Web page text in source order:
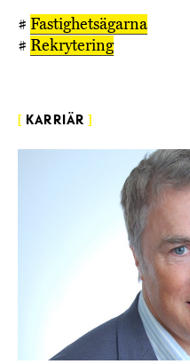
# Fastighetsägarna
# Rekrytering
KARRIÄR